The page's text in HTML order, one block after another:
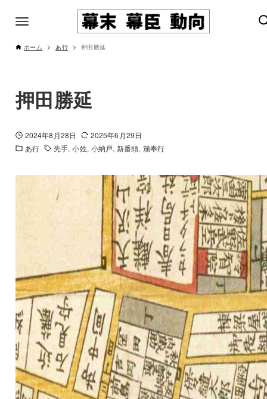
ホーム あ行 押田勝延
押田勝延
2024年8月28日
2025年6月29日
あ行
先手 小姓 小納戸 新番頭 籏奉行